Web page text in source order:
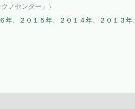
ノセンター」）
年、 ２０１５年、 ２０１４年、 ２０１３年、